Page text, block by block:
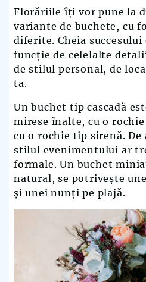
Florăriile îți vor pune la
variante de buchete, cu
diferite. Cheia succesului
funcție de celelalte
de stilul personal, de
ta.
Un buchet tip cascadă
mirese înalte, cu o
cu o rochie tip sirenă. De
stilul evenimentului ar
formale. Un buchet
natural, se potrivește
și unei nunți pe plajă.